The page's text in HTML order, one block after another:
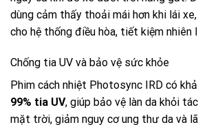
dùng cảm thấy thoải mái hơn khi lái
cho hệ thống điều hòa, tiết kiệm nhiên
Chống tia UV và bảo vệ sức khỏe
Phim cách nhiệt Photosync IRD có
99% tia UV, giúp bảo vệ làn da khỏi
mặt trời, giảm nguy cơ ung thư da và